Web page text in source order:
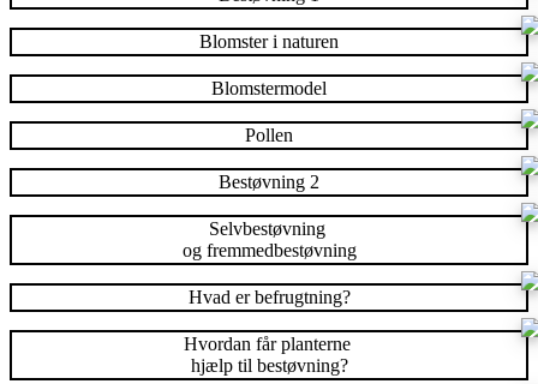
Blomster i naturen
Blomstermodel
Pollen
Bestøvning 2
Selvbestøvning
og fremmedbestøvning
Hvad er befrugtning?
Hvordan får planterne
hjælp til bestøvning?